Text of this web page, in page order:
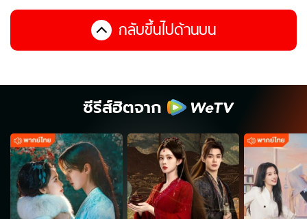
กลับขึ้นไปด้านบน
ซีรีส์ฮิตจาก